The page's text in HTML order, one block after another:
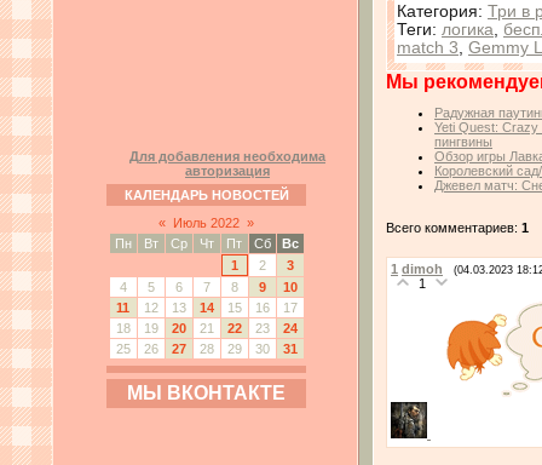
Для добавления необходима
авторизация
КАЛЕНДАРЬ НОВОСТЕЙ
«
Июль 2022 »
Пн
Вт Ср Чт Пт Сб
Вс
1
2
3
4
5 6 7 8 9
10
11
12 13 14 15 16
17
18
19 20 21 22 23
24
25
26 27 28 29 30 31
МЫ ВКОНТАКТЕ
Категория: Три в
Теги: логика
match 3 Gemmy
Мы
Радужная
Yeti Quest:
пингвины
Обзор игры
Королевский
Джевел матч:
Всего комментариев: 1
1 dimoh (04.03.2023
1